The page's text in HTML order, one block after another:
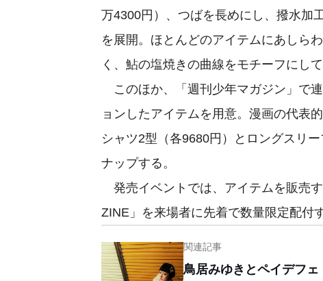
万4300円）、つばを長めにし、撥水加
を展開。ほとんどのアイテムにあしら
く、鮎の塩焼きの曲線をモチーフにして
このほか、「週刊少年マガジン」で
ョンしたアイテムを用意。漫画の代表
シャツ2型（各9680円）とロングスリ
ナップする。
発売イベントでは、アイテムを販売
ZINE」を来場者に先着で数量限定配付す
関連記事
鳥居みゆきとペイデフェ